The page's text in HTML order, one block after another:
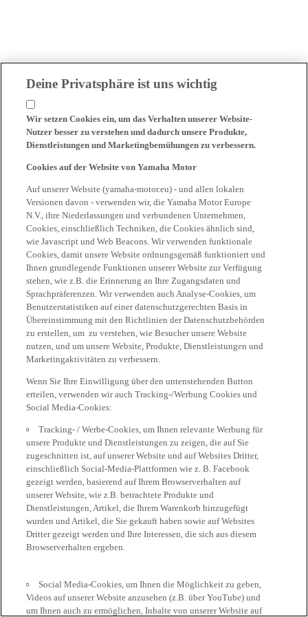
Deine Privatsphäre ist uns wichtig
Wir setzen Cookies ein, um das Verhalten unserer Website-
Nutzer besser zu verstehen und dadurch unsere Produkte,
Dienstleistungen und Marketingbemühungen zu verbessern.
Cookies auf der Website von Yamaha Motor
Auf unserer Website (yamaha-motor.eu) - und allen lokalen
Versionen davon - verwenden wir, die Yamaha Motor Europe
N.V., ihre Niederlassungen und verbundenen Unternehmen,
Cookies, einschließlich Techniken, die Cookies ähnlich sind,
wie Javascript und Web Beacons. Wir verwenden funktionale
Cookies, damit unsere Website ordnungsgemäß funktioniert und
Ihnen grundlegende Funktionen unserer Website zur Verfügung
stehen, wie z.B. die Erinnerung an Ihre Zugangsdaten und
Sprachpräferenzen. Wir verwenden auch Analyse-Cookies, um
Benutzerstatistiken auf einer datenschutzgerechten Basis in
Übereinstimmung mit den Richtlinien der Datenschutzbehörden
zu erstellen, um zu verstehen, wie Besucher unsere Website
nutzen, und um unsere Website, Produkte, Dienstleistungen und
Marketingaktivitäten zu verbessern.
Wenn Sie Ihre Einwilligung über den untenstehenden Button
erteilen, verwenden wir auch Tracking-/Werbung Cookies und
Social Media-Cookies:
Tracking- / Werbe-Cookies, um Ihnen relevante Werbung für
unsere Produkte und Dienstleistungen zu zeigen, die auf Sie
zugeschnitten ist, auf unserer Website und auf Websites Dritter,
einschließlich Social-Media-Plattformen wie z. B. Facebook
gezeigt werden, basierend auf Ihrem Browserverhalten auf
unserer Website, wie z.B. betrachtete Produkte und
Dienstleistungen, Artikel, die Ihrem Warenkorb hinzugefügt
wurden und Artikel, die Sie gekauft haben sowie auf Websites
Dritter gezeigt werden und Ihre Interessen, die sich aus diesem
Browserverhalten ergeben.
Social Media-Cookies, um Ihnen die Möglichkeit zu geben,
Videos auf unserer Website anzusehen (z.B. über YouTube) und
um Ihnen auch zu ermöglichen, Inhalte von unserer Website auf